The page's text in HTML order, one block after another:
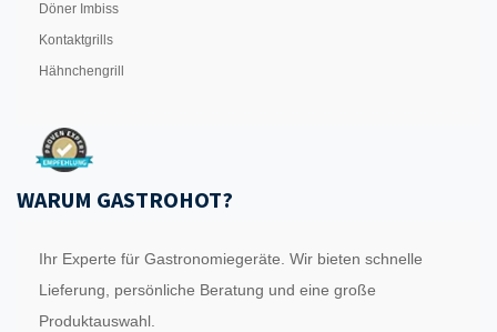
Döner Imbiss
Kontaktgrills
Hähnchengrill
WARUM GASTROHOT?
Ihr Experte für Gastronomiegeräte. Wir bieten schnelle
Lieferung, persönliche Beratung und eine große
Produktauswahl.